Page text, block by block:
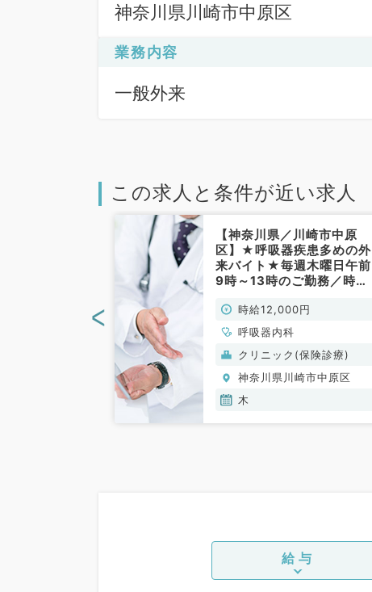
神奈川県川崎市中原区
業務内容
一般外来
この求人と条件が近い求人
【神奈川県／川崎市中原
区】★呼吸器疾患多めの外
来バイト★毎週木曜日午前
9時～13時のご勤務／時給
便利♪（呼吸器内科／非常
勤）
時給12,000円
呼吸器内科
クリニック(保険診療)
神奈川県川崎市中原区
木
<
給与